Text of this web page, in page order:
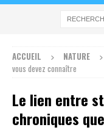
ACCUEIL NATURE
vous devez connaître
Le lien entre
chroniques